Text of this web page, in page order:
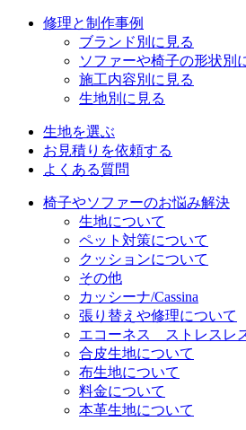
修理と制作事例
ブランド別に見る
ソファーや椅子の形状別
施工内容別に見る
生地別に見る
生地を選ぶ
お見積りを依頼する
よくある質問
椅子やソファーのお悩み解決
生地について
ペット対策について
クッションについて
その他
カッシーナ/Cassina
張り替えや修理について
エコーネス ストレスレ
合皮生地について
布生地について
料金について
本革生地について